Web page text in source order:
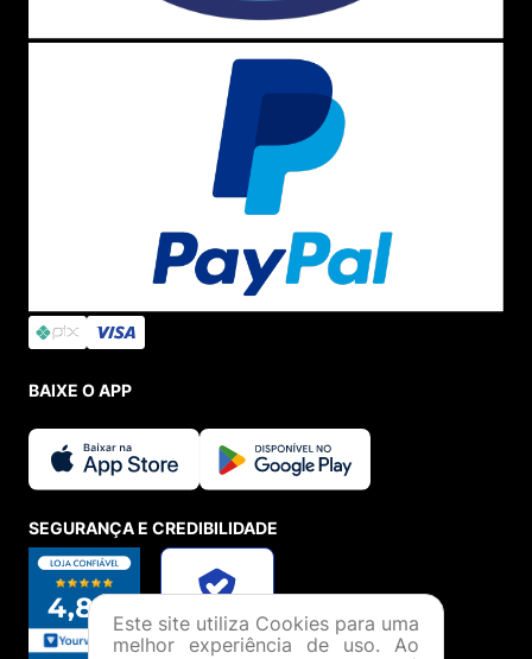
BAIXE O APP
SEGURANÇA E CREDIBILIDADE
Este site utiliza Cookies para uma
melhor experiência de uso. Ao